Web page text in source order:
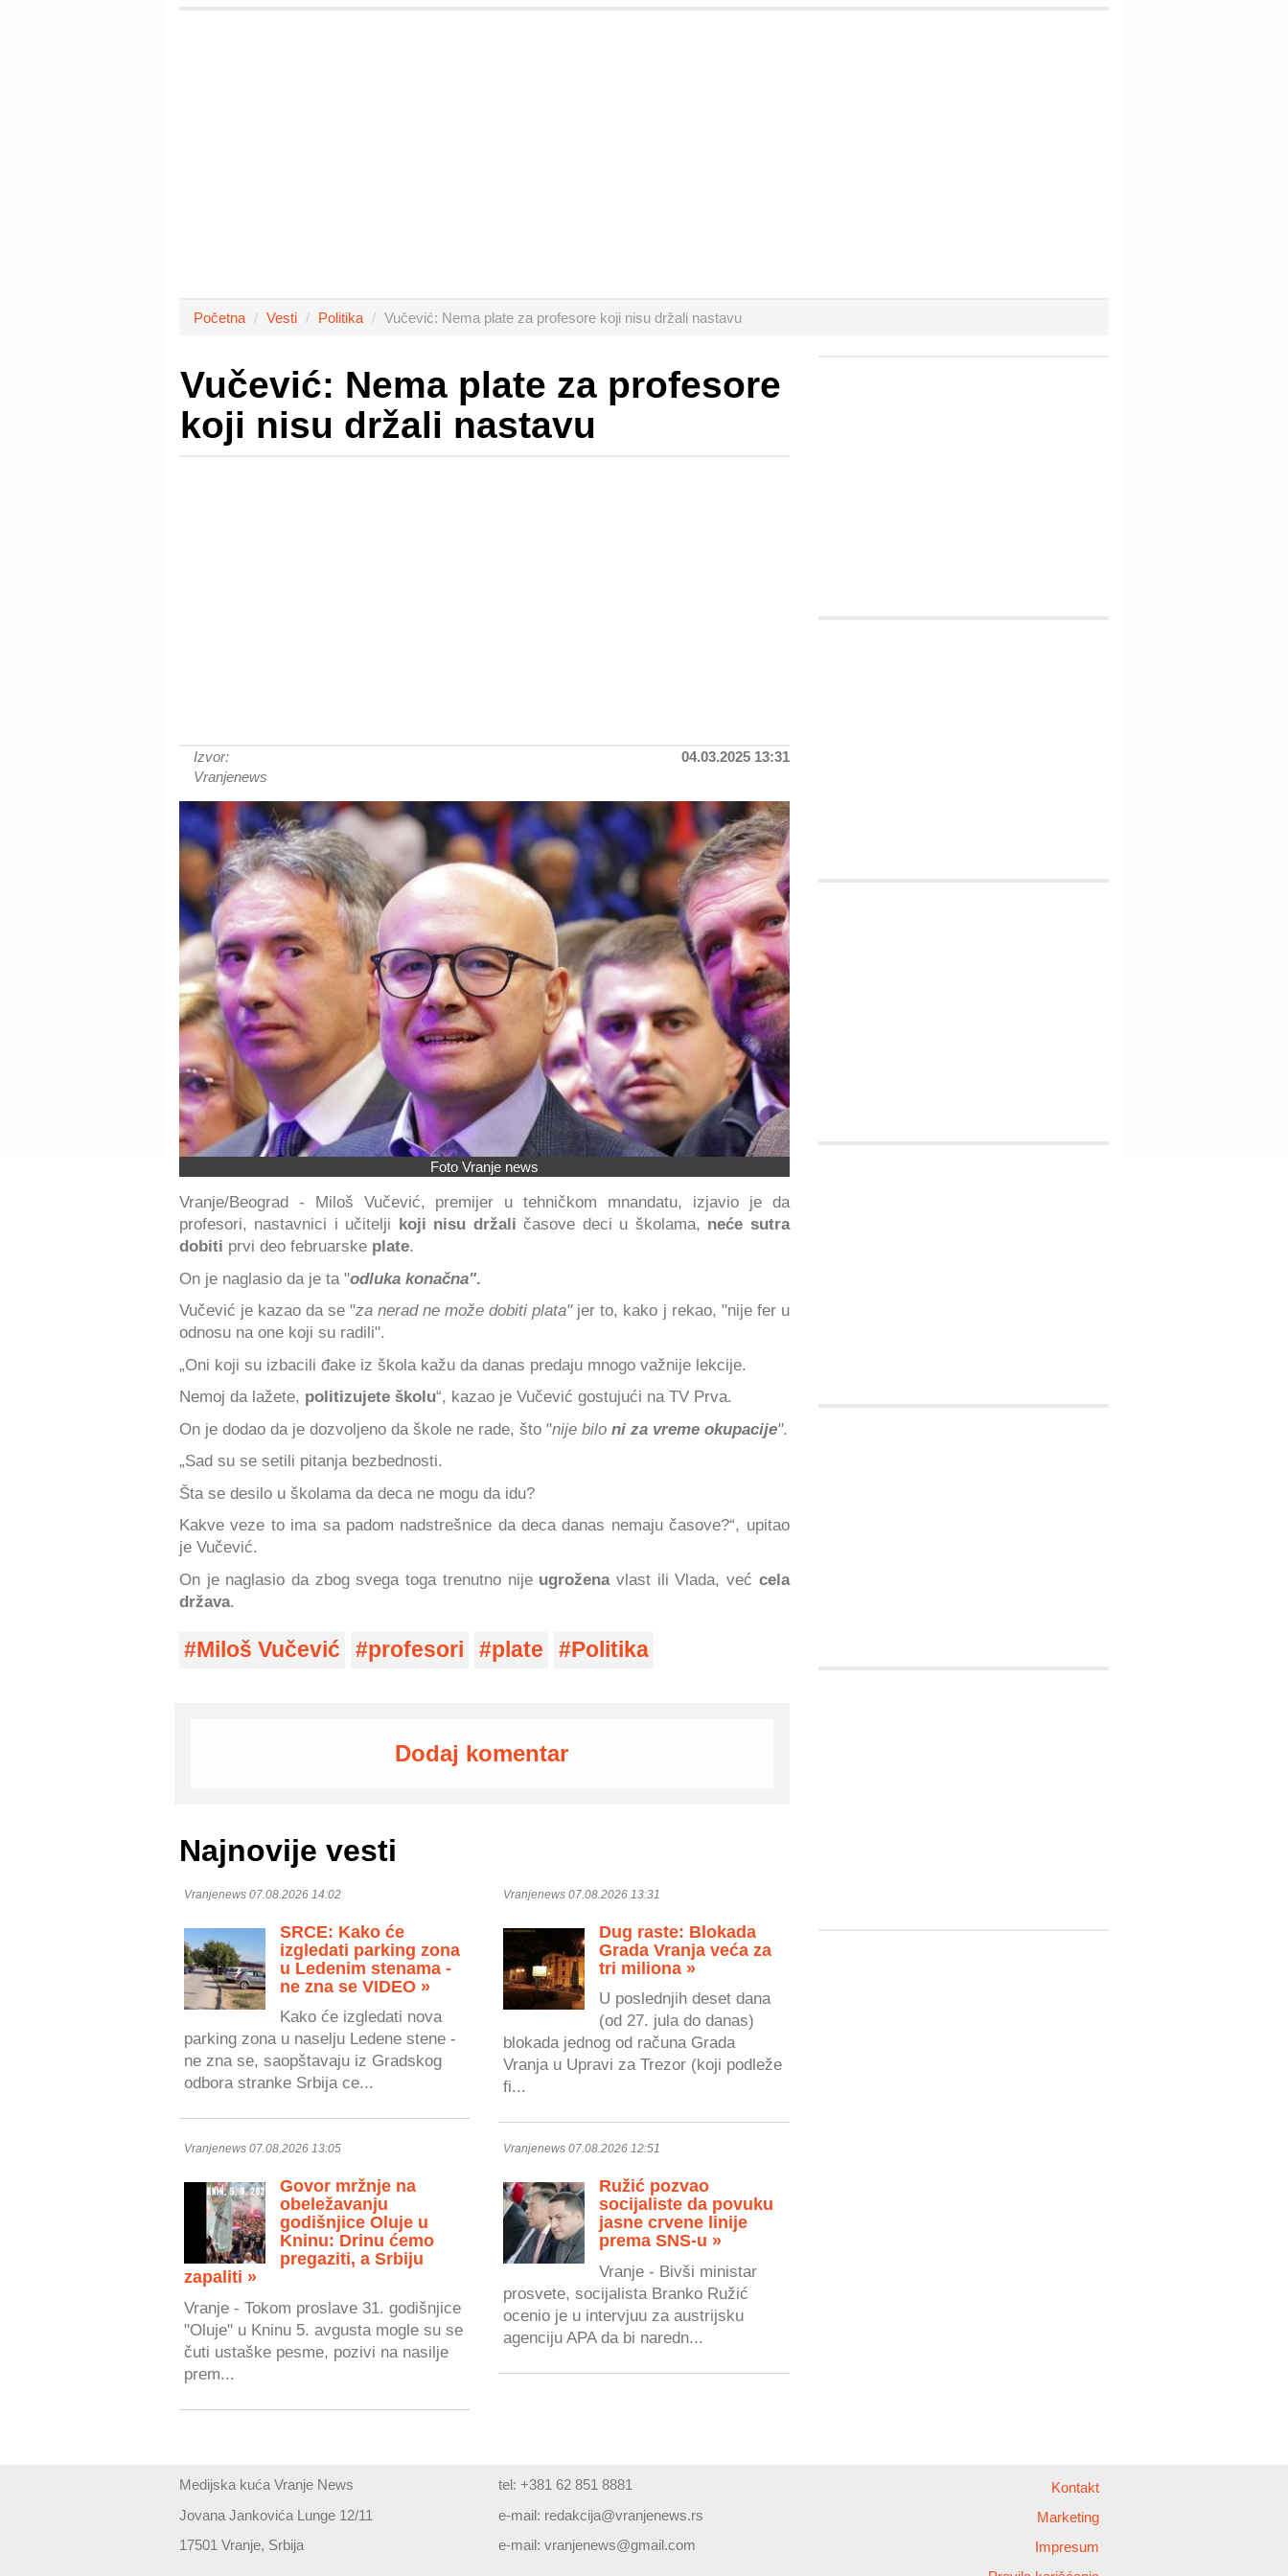
Početna Vesti Politika Vučević: Nema plate za profesore koji nisu držali nastavu
Vučević: Nema plate za profesore
koji nisu držali nastavu
Izvor:
Vranjenews
04.03.2025 13:31
Foto Vranje news
Vranje/Beograd - Miloš Vučević, premijer u tehničkom mnandatu, izjavio je da
profesori, nastavnici i učitelji
koji nisu držali časove deci u školama, neće sutra
dobiti prvi deo februarske plate.
On je naglasio da je ta "odluka konačna".
Vučević je kazao da se "za nerad ne može dobiti plata"jer to, kako j rekao, "nije fer u
odnosu na one koji su radili".
„Oni koji su izbacili đake iz škola kažu da danas predaju mnogo važnije lekcije.
Nemoj da lažete, politizujete školu“, kazao je Vučević gostujući na TV Prva.
On je dodao da je dozvoljeno da škole ne rade, što "nije bilo ni za vreme okupacije".
„Sad su se setili pitanja bezbednosti.
Šta se desilo u školama da deca ne mogu da idu?
Kakve veze to ima sa padom nadstrešnice da deca danas nemaju časove?“, upitao
je Vučević.
On je naglasio da zbog svega toga trenutno nije ugroženavlast ili Vlada, već cela
država.
Miloš Vučević profesori plate Politika
Dodaj komentar
Najnovije vesti
Vranjenews 07.08.2026 14:02
SRCE: Kako će
izgledati parking zona
u Ledenim stenama -
ne zna se VIDEO »
Kako će izgledati nova
parking zona u naselju Ledene stene -
ne zna se, saopštavaju iz Gradskog
odbora stranke Srbija ce...
Vranjenews 07.08.2026 13:31
Dug raste: Blokada
Grada Vranja veća za
tri miliona »
U poslednjih deset dana
(od 27. jula do danas)
blokada jednog od računa Grada
Vranja u Upravi za Trezor (koji podleže
fi...
Vranjenews 07.08.2026 13:05
Govor mržnje na
obeležavanju
godišnjice Oluje u
Kninu: Drinu ćemo
pregaziti, a Srbiju
zapaliti »
Vranje - Tokom proslave 31. godišnjice
"Oluje" u Kninu 5. avgusta mogle su se
čuti ustaške pesme, pozivi na nasilje
prem...
Vranjenews 07.08.2026 12:51
Ružić pozvao
socijaliste da povuku
jasne crvene linije
prema SNS-u »
Vranje - Bivši ministar
prosvete, socijalista Branko Ružić
ocenio je u intervjuu za austrijsku
agenciju APA da bi naredn...
Medijska kuća Vranje News
Jovana Jankovića Lunge 12/11
17501 Vranje, Srbija
tel: +381 62 851 8881
e-mail: redakcija@vranjenews.rs
e-mail:vranjenews@gmail.com
Kontakt
Marketing
Impresum